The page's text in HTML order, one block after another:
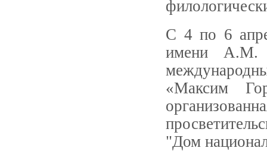
С 4 по 6
имени А.М.
«Максим
"Дом